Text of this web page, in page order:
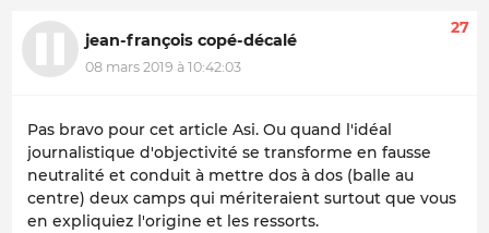
jean-françois copé-décalé
08 mars 2019 à 10:42:03
27
Pas bravo pour cet article Asi. Ou quand l'idéal
journalistique d'objectivité se transforme en fausse
neutralité et conduit à mettre dos à dos (balle au
centre) deux camps qui mériteraient surtout que vous
en expliquiez l'origine et les ressorts.